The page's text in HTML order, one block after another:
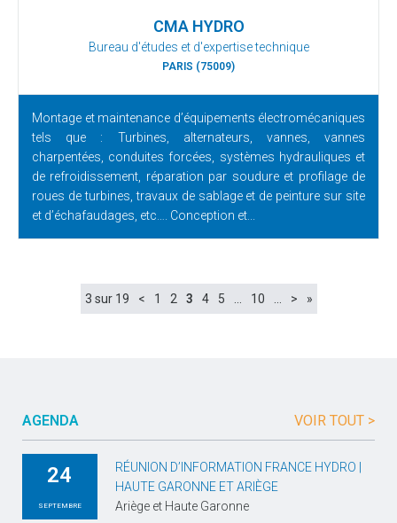
CMA HYDRO
Bureau d'études et d'expertise technique
PARIS (75009)
Montage et maintenance d’équipements électromécaniques
tels que : Turbines, alternateurs, vannes, vannes
charpentées, conduites forcées, systèmes hydrauliques et
de refroidissement, réparation par soudure et profilage de
roues de turbines, travaux de sablage et de peinture sur site
et d’échafaudages, etc…. Conception et...
3 sur 19 < 1 2 3 4 5 10 > »
AGENDA VOIR TOUT >
24
SEPTEMBRE
RÉUNION D’INFORMATION FRANCE HYDRO |
HAUTE GARONNE ET ARIÈGE
Ariège et Haute Garonne